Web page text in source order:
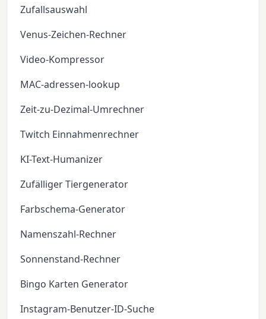
Zufallsauswahl
Venus-Zeichen-Rechner
Video-Kompressor
MAC-adressen-lookup
Zeit-zu-Dezimal-Umrechner
Twitch Einnahmenrechner
KI-Text-Humanizer
Zufälliger Tiergenerator
Farbschema-Generator
Namenszahl-Rechner
Sonnenstand-Rechner
Bingo Karten Generator
Instagram-Benutzer-ID-Suche